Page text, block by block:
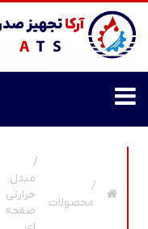
محصولات
مبدل
حرارتی
صفحه